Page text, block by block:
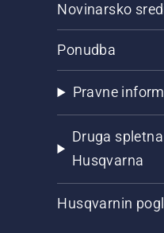
Novinarsko
Ponudba
Pravne
Druga
Husqvarna
Husqvarnin